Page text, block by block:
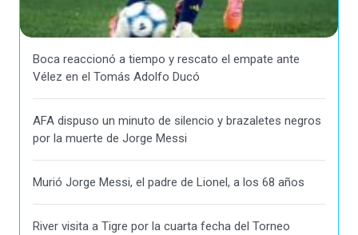
Boca reaccionó a tiempo y rescato el empate ante
Vélez en el Tomás Adolfo Ducó
AFA dispuso un minuto de silencio y brazaletes negros
por la muerte de Jorge Messi
Murió Jorge Messi, el padre de Lionel, a los 68 años
River visita a Tigre por la cuarta fecha del Torneo